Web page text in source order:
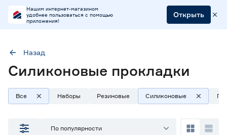
Нашим интернет-магазином
удобнее пользоваться с помощью
приложения!
Открыть
Тип Прокладки силиконовые
Наличие в магазинах
Назад
Силиконовые прокладки
Все Наборы Резиновые Силиконовые
По популярности